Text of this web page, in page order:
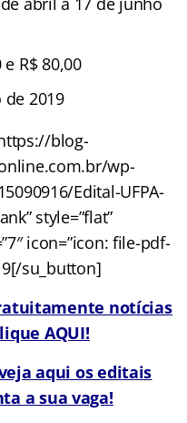
e R$ 80,00
2019
blog-
wp-
Edital-UFPA-
style=”flat”
icon=”icon: file-pdf-
su_button]
notícias
AQUI!
veja aqui os editais
a sua vaga!